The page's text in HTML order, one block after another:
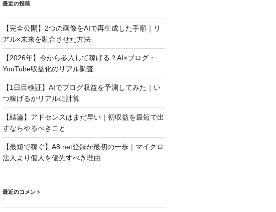
最近の投稿
【完全公開】2つの画像をAIで再生成した手順｜リ
アル×未来を融合させた方法
【2026年】今から参入して稼げる？AI×ブログ・
YouTube収益化のリアル調査
【1日目検証】AIでブログ収益を予測してみた｜い
つ稼げるかリアルに計算
【結論】アドセンスはまだ早い｜初収益を最短で出
すならやるべきこと
【最短で稼ぐ】A8.net登録が最初の一歩｜マイクロ
法人より個人を優先すべき理由
最近のコメント